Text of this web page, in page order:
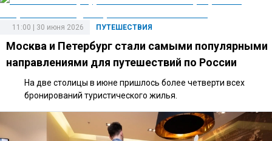
ПУТЕШЕСТВИЯ
11:00 | 30 июня 2026
Москва и Петербург стали самыми популярными
направлениями для путешествий по России
На две столицы в июне пришлось более четверти всех
бронирований туристического жилья.